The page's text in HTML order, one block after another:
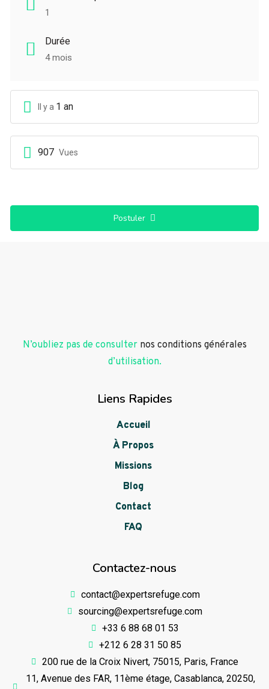
1
Durée
4 mois
Il y a 1 an
907 Vues
Postuler
N’oubliez pas de consulter nos conditions générales
d’utilisation.
Liens Rapides
Accueil
À Propos
Missions
Blog
Contact
FAQ
Contactez-nous
contact@expertsrefuge.com
sourcing@expertsrefuge.com
+33 6 88 68 01 53
+212 6 28 31 50 85
200 rue de la Croix Nivert, 75015, Paris, France
11, Avenue des FAR, 11ème étage, Casablanca, 20250,